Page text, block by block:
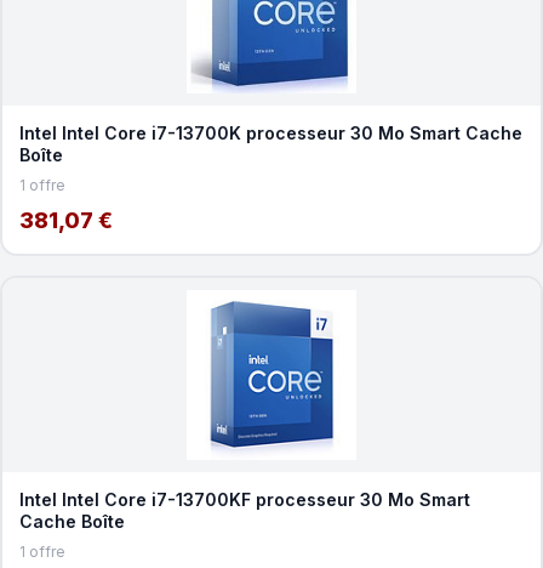
Intel Intel Core i7-13700K processeur 30 Mo Smart Cache
Boîte
1 offre
381,07 €
Intel Intel Core i7-13700KF processeur 30 Mo Smart
Cache Boîte
1 offre